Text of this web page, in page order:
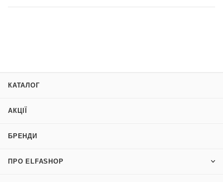
КАТАЛОГ
АКЦІЇ
БРЕНДИ
ПРО ELFASHOP